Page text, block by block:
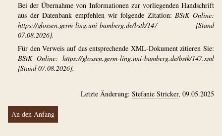
Bei der Übernahme von Informationen zur vorliegenden Handschrift
aus der Datenbank empfehlen wir folgende Zitation:BStK Online:
https://glossen.germ-ling.uni-bamberg.de/bstk/147[Stand
07.08.2026].
Für den Verweis auf das entsprechende XML-Dokument zitieren Sie:
BStK Online: https://glossen.germ-ling.uni-bamberg.de/bstk/147.xml
[Stand 07.08.2026].
Letzte Änderung: Stefanie Stricker, 09.05.2025
An den Anfang